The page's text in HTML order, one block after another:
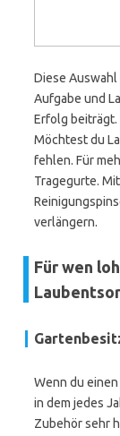
Diese
Aufgabe und
Erfolg beiträgt.
Möchtest du
fehlen. Für
Tragegurte.
verlängern.
Für wen
Wenn du
in dem jedes
Zubehör sehr